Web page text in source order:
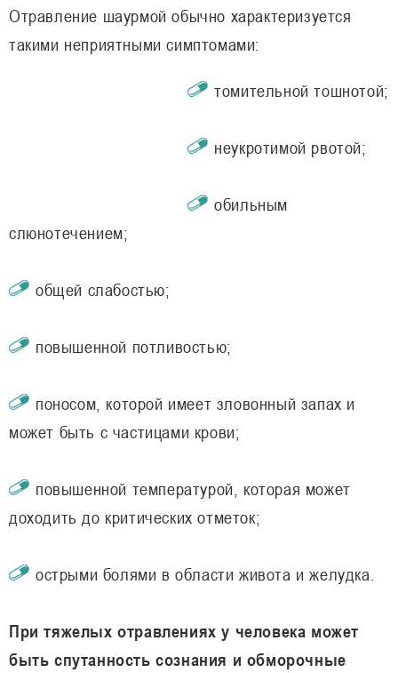
Отравление шаурмой обычно характеризуется
такими неприятными симптомами:
томительной тошнотой;
неукротимой рвотой;
обильным
слюнотечением;
общей слабостью;
повышенной потливостью;
поносом, которой имеет зловонный запах и
может быть с частицами крови;
повышенной температурой, которая может
доходить до критических отметок;
острыми болями в области живота и желудка.
При тяжелых отравлениях у человека может
быть спутанность сознания и обморочные